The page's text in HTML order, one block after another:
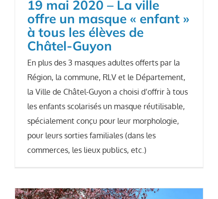
19 mai 2020 – La ville
offre un masque « enfant »
à tous les élèves de
Châtel-Guyon
En plus des 3 masques adultes offerts par la
Région, la commune, RLV et le Département,
la Ville de Châtel-Guyon a choisi d’offrir à tous
les enfants scolarisés un masque réutilisable,
spécialement conçu pour leur morphologie,
pour leurs sorties familiales (dans les
commerces, les lieux publics, etc.)